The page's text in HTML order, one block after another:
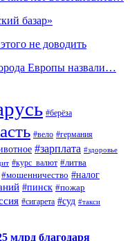
базар»
не доводить
Европы назвали…
#берёза
#вело #германия
#зарплата #здоровье
#курс_валют #литва
#мошенничество #налог
#пинск #пожар
#сигарета #суд #такси
млрд благодаря